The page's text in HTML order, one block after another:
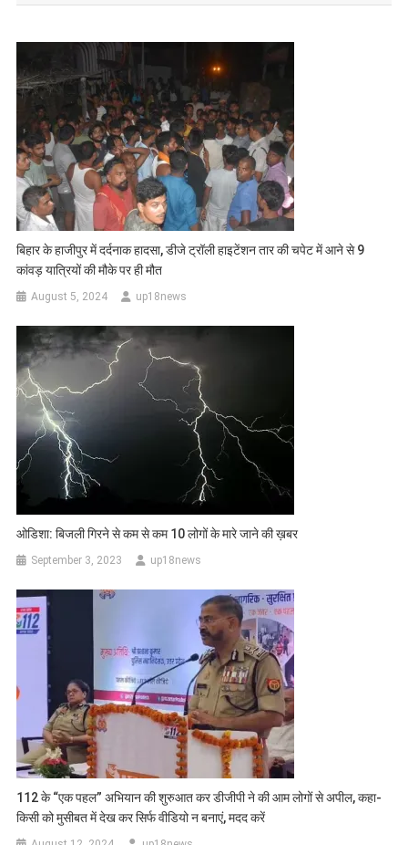
बिहार के हाजीपुर में दर्दनाक हादसा, डीजे ट्रॉली हाइटेंशन तार की चपेट में आने से 9
कांवड़ यात्रियों की मौके पर ही मौत
August 5, 2024 up18news
ओडिशा: बिजली गिरने से कम से कम 10 लोगों के मारे जाने की ख़बर
September 3, 2023 up18news
112 के “एक पहल” अभियान की शुरुआत कर डीजीपी ने की आम लोगों से अपील, कहा-
किसी को मुसीबत में देख कर सिर्फ वीडियो न बनाएं, मदद करें